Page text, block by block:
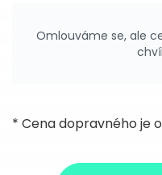
Omlouváme se, ale
* Cena dopravného je